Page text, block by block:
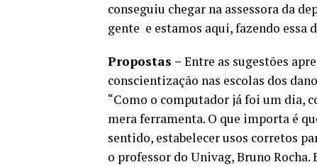
conseguiu chegar na assessora da
gente e estamos aqui, fazendo essa
Propostas – Entre as sugestões
conscientização nas escolas dos
“Como o computador já foi um dia,
mera ferramenta. O que importa é
sentido, estabelecer usos corretos
o professor do Univag, Bruno